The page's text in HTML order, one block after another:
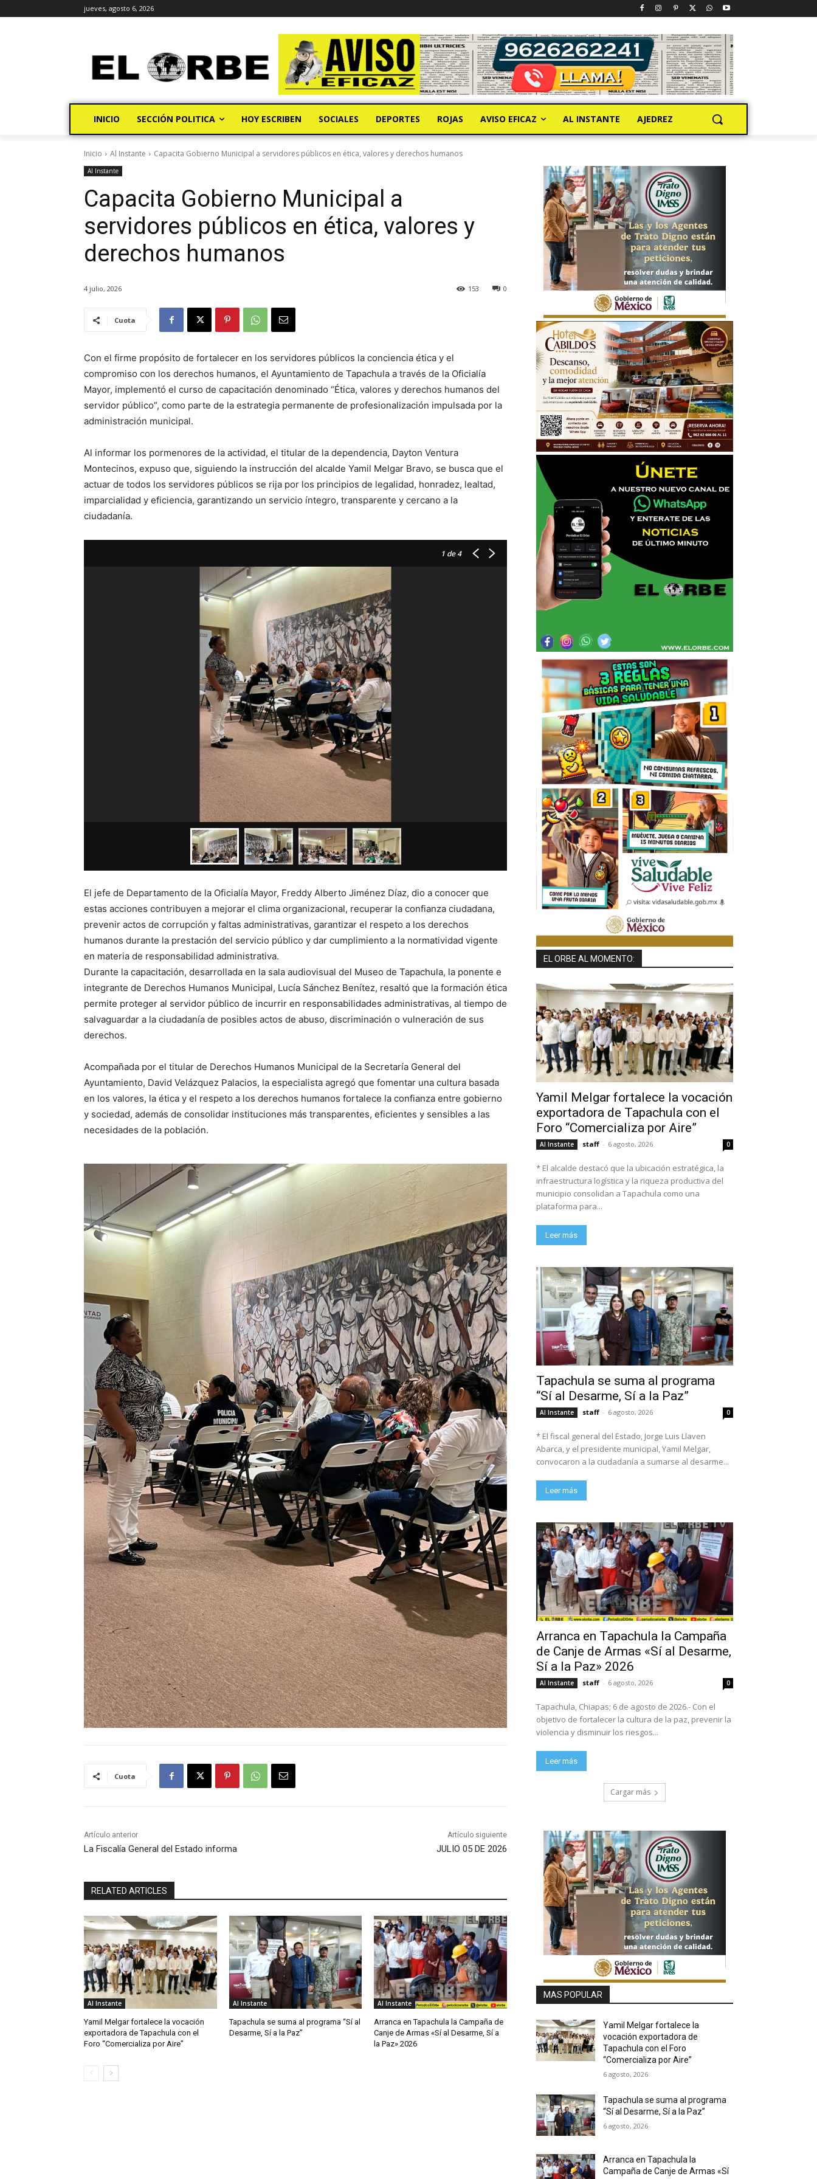
jueves, agosto 6, 2026
INICIO SECCIÓN POLITICA HOY ESCRIBEN SOCIALES DEPORTES ROJAS AVISO EFICAZ AL INSTANTE AJEDREZ
Inicio Al Instante Capacita Gobierno Municipal a servidores públicos en ética, valores y derechos humanos
Al Instante
Capacita Gobierno Municipal a
servidores públicos en ética, valores y
derechos humanos
4 julio, 2026 0
153
Cuota
Con el firme propósito de fortalecer en los servidores públicos la conciencia ética y el
compromiso con los derechos humanos, el Ayuntamiento de Tapachula a través de la Oficialía
Mayor, implementó el curso de capacitación denominado “Ética, valores y derechos humanos del
servidor público”, como parte de la estrategia permanente de profesionalización impulsada por la
administración municipal.
Al informar los pormenores de la actividad, el titular de la dependencia, Dayton Ventura
Montecinos, expuso que, siguiendo la instrucción del alcalde Yamil Melgar Bravo, se busca que el
actuar de todos los servidores públicos se rija por los principios de legalidad, honradez, lealtad,
imparcialidad y eficiencia, garantizando un servicio íntegro, transparente y cercano a la
ciudadanía.
1 de 4
El jefe de Departamento de la Oficialía Mayor, Freddy Alberto Jiménez Díaz, dio a conocer que
estas acciones contribuyen a mejorar el clima organizacional, recuperar la confianza ciudadana,
prevenir actos de corrupción y faltas administrativas, garantizar el respeto a los derechos
humanos durante la prestación del servicio público y dar cumplimiento a la normatividad vigente
en materia de responsabilidad administrativa.
Durante la capacitación, desarrollada en la sala audiovisual del Museo de Tapachula, la ponente e
integrante de Derechos Humanos Municipal, Lucía Sánchez Benítez, resaltó que la formación ética
permite proteger al servidor público de incurrir en responsabilidades administrativas, al tiempo de
salvaguardar a la ciudadanía de posibles actos de abuso, discriminación o vulneración de sus
derechos.
Acompañada por el titular de Derechos Humanos Municipal de la Secretaría General del
Ayuntamiento, David Velázquez Palacios, la especialista agregó que fomentar una cultura basada
en los valores, la ética y el respeto a los derechos humanos fortalece la confianza entre gobierno
y sociedad, además de consolidar instituciones más transparentes, eficientes y sensibles a las
necesidades de la población.
Cuota
Artículo anterior
La Fiscalía General del Estado informa
Artículo siguiente
JULIO 05 DE 2026
RELATED ARTICLES
Al Instante
Yamil Melgar fortalece la vocación
exportadora de Tapachula con el
Foro “Comercializa por Aire”
Al Instante
Tapachula se suma al programa “Sí al
Desarme, Sí a la Paz”
Al Instante
Arranca en Tapachula la Campaña de
Canje de Armas «Sí al Desarme, Sí a
la Paz» 2026
EL ORBE AL MOMENTO:
Yamil Melgar fortalece la vocación
exportadora de Tapachula con el
Foro “Comercializa por Aire”
Al Instante staff - 6 agosto, 2026 0
* El alcalde destacó que la ubicación estratégica, la
infraestructura logística y la riqueza productiva del
municipio consolidan a Tapachula como una
plataforma para...
Leer más
Tapachula se suma al programa
“Sí al Desarme, Sí a la Paz”
Al Instante staff - 6 agosto, 2026 0
* El fiscal general del Estado, Jorge Luis Llaven
Abarca, y el presidente municipal, Yamil Melgar,
convocaron a la ciudadanía a sumarse al desarme...
Leer más
Arranca en Tapachula la Campaña
de Canje de Armas «Sí al Desarme,
Sí a la Paz» 2026
Al Instante staff - 6 agosto, 2026 0
Tapachula, Chiapas; 6 de agosto de 2026.- Con el
objetivo de fortalecer la cultura de la paz, prevenir la
violencia y disminuir los riesgos...
Leer más
Cargar más
MAS POPULAR
Yamil Melgar fortalece la
vocación exportadora de
Tapachula con el Foro
“Comercializa por Aire”
6 agosto, 2026
Tapachula se suma al programa
“Sí al Desarme, Sí a la Paz”
6 agosto, 2026
Arranca en Tapachula la
Campaña de Canje de Armas «Sí